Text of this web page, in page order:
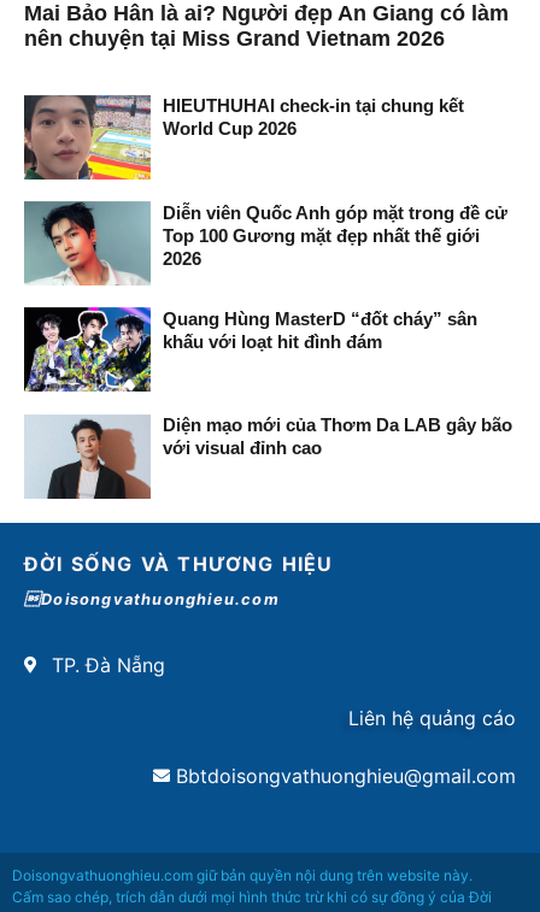
Mai Bảo Hân là ai? Người đẹp An Giang có làm
nên chuyện tại Miss Grand Vietnam 2026
HIEUTHUHAI check-in tại chung kết
World Cup 2026
Diễn viên Quốc Anh góp mặt trong đề cử
Top 100 Gương mặt đẹp nhất thế giới
2026
Quang Hùng MasterD “đốt cháy” sân
khấu với loạt hit đình đám
Diện mạo mới của Thơm Da LAB gây bão
với visual đỉnh cao
ĐỜI SỐNG VÀ THƯƠNG HIỆU
Doisongvathuonghieu.com
TP. Đà Nẵng
Liên hệ quảng cáo
Bbtdoisongvathuonghieu@gmail.com
Doisongvathuonghieu.com giữ bản quyền nội dung trên website này.
Cấm sao chép, trích dẫn dưới mọi hình thức trừ khi có sự đồng ý của Đời